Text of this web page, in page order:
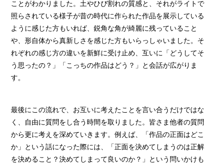
ことがわかりました。土やひび割れの質感と、それがライトで
照らされている様子が昔の時代に作られた作品を展示している
ように感じた方もいれば、鋭角な角が綺麗に残っていること
や、形自体から真新しさを感じた方もいらっしゃいました。そ
れぞれの感じ方の違いを新鮮に受け止め、互いに「どうしてそ
う思ったの？」「こっちの作品はどう？」と会話が広がりま
す。
最後にこの流れで、お互いに考えたことを言い合うだけではな
く、自由に質問をし合う時間を取りました。皆さま他者の質問
から更に考えを深めていきます。例えば、「作品の正面はどこ
か」という話になった際には、「正面を決めてしまうのは正解
を決めること？決めてしまって良いのか？」という問いかけも